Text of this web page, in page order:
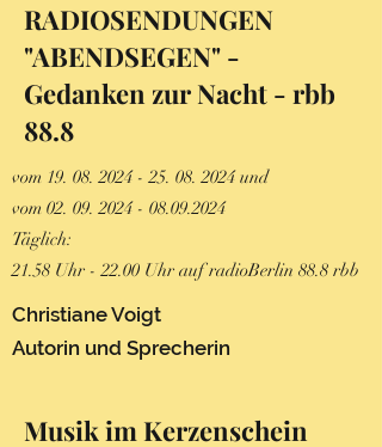
RADIOSENDUNGEN
"ABENDSEGEN" -
Gedanken zur Nacht - rbb
88.8
vom 19. 08. 2024 - 25. 08. 2024und
vom 02. 09.2024 - 08.09.2024
Täglich:
21.58 Uhr - 22.00 Uhr auf radioBerlin 88.8 rbb
Christiane Voigt
Autorin und Sprecherin
Musik im Kerzenschein